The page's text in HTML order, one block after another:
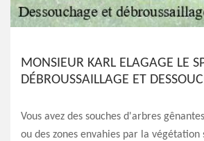
MONSIEUR KARL ELAGAGE LE
DÉBROUSSAILLAGE ET
Vous avez des souches d'arbres
ou des zones envahies par la végétation